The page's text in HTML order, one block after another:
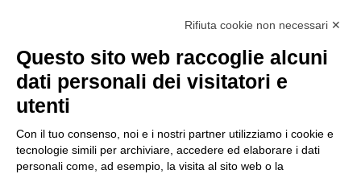
Importo netto (€):
Rifiuta cookie non necessari ✕
Questo sito web raccoglie alcuni
dati personali dei visitatori e
utenti
Con il tuo consenso, noi e i nostri partner utilizziamo i cookie e
tecnologie simili per archiviare, accedere ed elaborare i dati
personali come, ad esempio, la visita al sito web o la